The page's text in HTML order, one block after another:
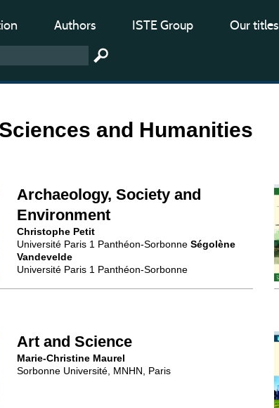
Authors ISTE Group Our titles
and Humanities
Archaeology, Society and
Environment
Christophe Petit
Université Paris 1 Panthéon-Sorbonne Ségolène
Vandevelde
Université Paris 1 Panthéon-Sorbonne
Art and Science
Marie-Christine Maurel
Sorbonne Université, MNHN, Paris